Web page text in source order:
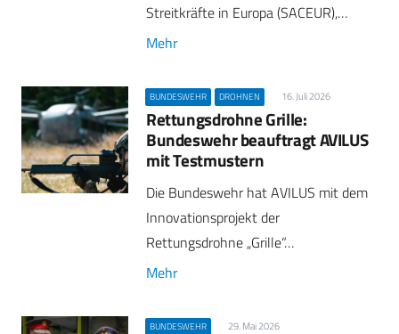
Streitkräfte in Europa (SACEUR),…
Mehr
BUNDESWEHR DROHNEN 16. Juli 2026
Rettungsdrohne Grille:
Bundeswehr beauftragt AVILUS
mit Testmustern
Die Bundeswehr hat AVILUS mit dem
Innovationsprojekt der
Rettungsdrohne „Grille“…
Mehr
BUNDESWEHR 29. Mai 2026